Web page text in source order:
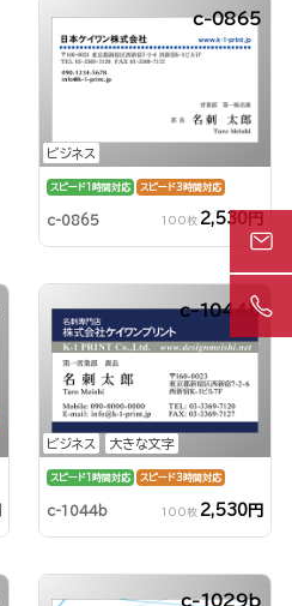
ビジネス
c-0865
スピード1時間対応 スピード3時間対応
c-0865 100枚 2,530円
ビジネス 大きな文字
c-1044b
スピード1時間対応 スピード3時間対応
c-1044b 100枚 2,530円
c-1029b